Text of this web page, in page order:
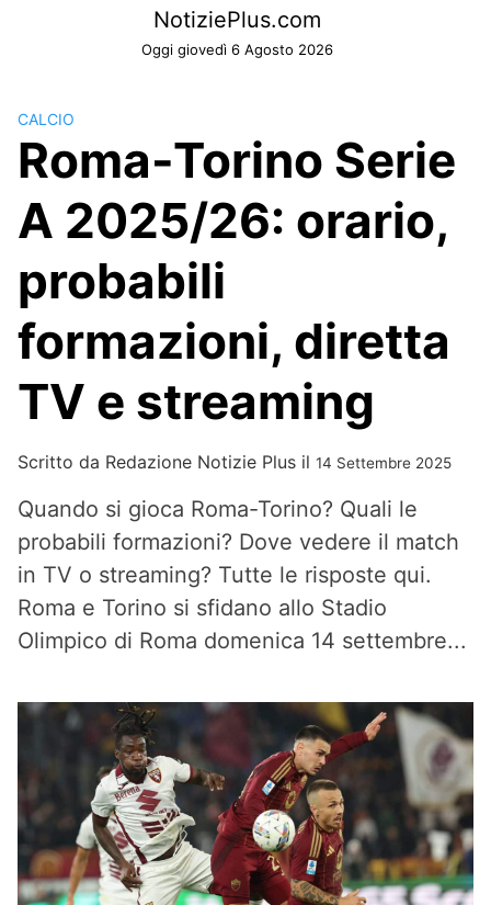
NotiziePlus.com
Oggi giovedì 6 Agosto 2026
CALCIO
Roma-Torino Serie
A 2025/26: orario,
probabili
formazioni, diretta
TV e streaming
Scritto da Redazione Notizie Plus il 14 Settembre 2025
Quando si gioca Roma-Torino? Quali le
probabili formazioni? Dove vedere il match
in TV o streaming? Tutte le risposte qui.
Roma e Torino si sfidano allo Stadio
Olimpico di Roma domenica 14 settembre...